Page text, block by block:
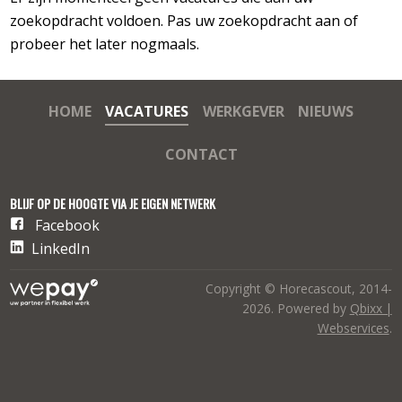
zoekopdracht voldoen. Pas uw zoekopdracht aan of
probeer het later nogmaals.
HOME VACATURES WERKGEVER NIEUWS
CONTACT
BLIJF OP DE HOOGTE VIA JE EIGEN NETWERK
Facebook
LinkedIn
Copyright © Horecascout, 2014-
2026. Powered by Qbixx |
Webservices.